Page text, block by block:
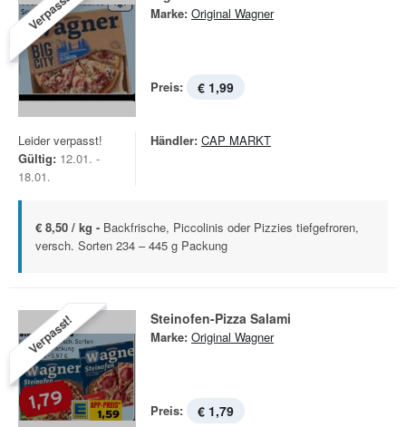
Verpasst! Marke: Original Wagner
Preis: € 1,99
Leider verpasst!
Gültig: 12.01. -
18.01.
Händler: CAP MARKT
€ 8,50 / kg - Backfrische, Piccolinis oder Pizzies tiefgefroren,
versch. Sorten 234 – 445 g Packung
Verpasst! Steinofen-Pizza Salami
Marke: Original Wagner
Preis: € 1,79